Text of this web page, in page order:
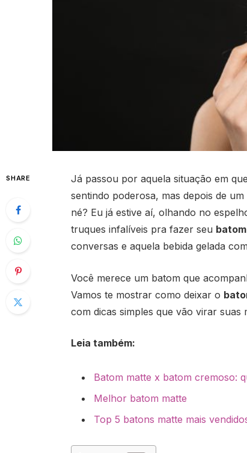
SHARE Já passou por aquela situação em
sentindo poderosa, mas depois de
né? Eu já estive aí, olhando no
truques infalíveis pra fazer seu
conversas e aquela bebida gelada
Você merece um batom que
Vamos te mostrar como deixar o
com dicas simples que vão virar suas
Leia também:
Batom matte x batom cremoso:
Melhor batom matte
Top 5 batons matte mais